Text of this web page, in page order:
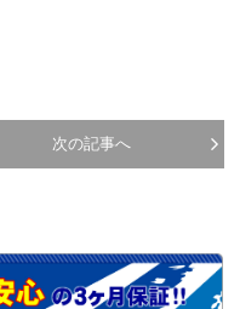
次の記事へ